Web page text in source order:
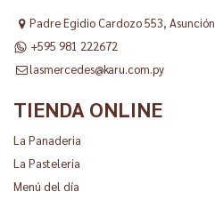
Padre Egidio Cardozo 553, Asunción
+595 981 222672
lasmercedes@karu.com.py
TIENDA ONLINE
La Panaderia
La Pasteleria
Menú del día